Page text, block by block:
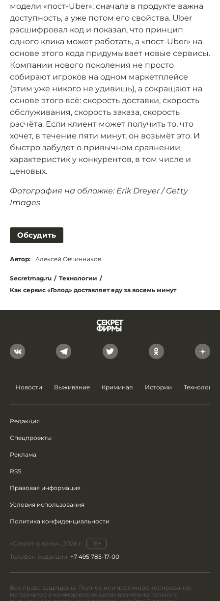
модели «пост-Uber»: сначала в продукте важна
доступность, а уже потом его свойства. Uber
расшифровал код и показал, что принцип
одного клика может работать, а «пост-Uber» на
основе этого кода придумывает новые сервисы.
Компании нового поколения не просто
собирают игроков на одном маркетплейсе
(этим уже никого не удивишь), а сокращают на
основе этого всё: скорость доставки, скорость
обслуживания, скорость заказа, скорость
расчёта. Если клиент может получить то, что
хочет, в течение пяти минут, он возьмёт это. И
быстро забудет о привычном сравнении
характеристик у конкурентов, в том числе и
ценовых.
Фотография на обложке: Erik Dreyer / Getty
Images
Обсудить
Автор: Алексей Овчинников
Secretmag.ru / Технологии /
Как сервис «Голод» доставляет еду за восемь минут
Новости Выживание Криминал Истории Технологии
Редакция
Спецпроекты
Реклама
RSS
Правовая информация
Условия использования
Политика конфиденциальности
«Секрет фирмы», 2026 г.
18+
Телефон редакции: +7 495 785-17-00
Все права защищены. Полное или частичное копирование
материалов в коммерческих целях возможно только с